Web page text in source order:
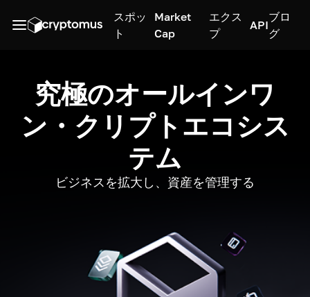
スポッ
ト
Market
Cap
エクス
プ
API
ブロ
グ
究極のオールインワ
ン・クリプトエコシス
テム
ビジネスを拡大し、資産を管理する